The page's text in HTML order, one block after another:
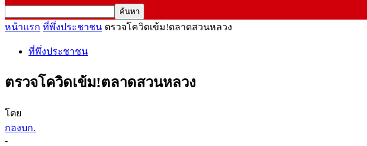
หน้าแรก ที่พึ่งประชาชน ตรวจโควิดเข้ม!ตลาดสวนหลวง
ที่พึ่งประชาชน
ตรวจโควิดเข้ม!ตลาดสวนหลวง
โดย
กองบก.
-